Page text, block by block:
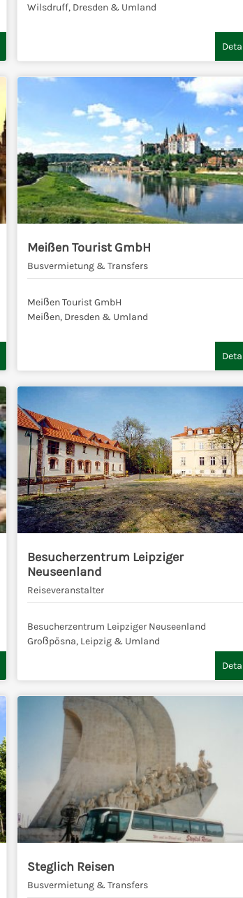
Wilsdruff, Dresden & Umland
Meißen Tourist GmbH
Busvermietung & Transfers
Meißen Tourist GmbH
Meißen, Dresden & Umland
Besucherzentrum Leipziger
Neuseenland
Reiseveranstalter
Besucherzentrum Leipziger Neuseenland
Großpösna, Leipzig & Umland
Steglich Reisen
Busvermietung & Transfers